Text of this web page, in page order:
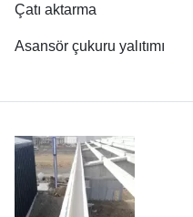
Çatı aktarma
Asansör çukuru yalıtımı